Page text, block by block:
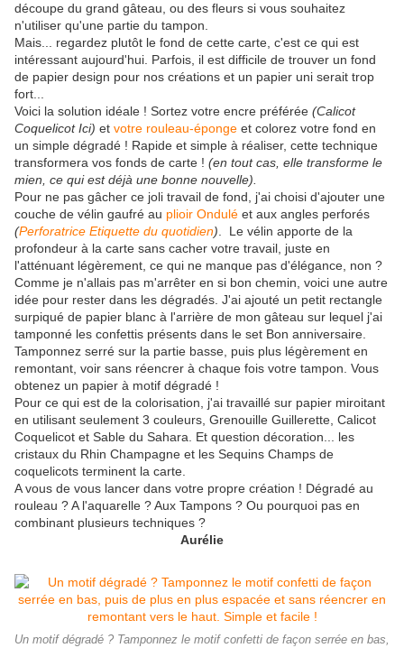
découpe du grand gâteau, ou des fleurs si vous souhaitez
n'utiliser qu'une partie du tampon.
Mais... regardez plutôt le fond de cette carte, c'est ce qui est
intéressant aujourd'hui. Parfois, il est difficile de trouver un fond
de papier design pour nos créations et un papier uni serait trop
fort...
Voici la solution idéale ! Sortez votre encre préférée (Calicot
Coquelicot Ici) et votre rouleau-éponge et colorez votre fond en
un simple dégradé ! Rapide et simple à réaliser, cette technique
transformera vos fonds de carte ! (en tout cas, elle transforme le
mien, ce qui est déjà une bonne nouvelle).
Pour ne pas gâcher ce joli travail de fond, j'ai choisi d'ajouter une
couche de vélin gaufré au plioir Ondulé et aux angles perforés
(Perforatrice Etiquette du quotidien) . Le vélin apporte de la
profondeur à la carte sans cacher votre travail, juste en
l'atténuant légèrement, ce qui ne manque pas d'élégance, non ?
Comme je n'allais pas m'arrêter en si bon chemin, voici une autre
idée pour rester dans les dégradés. J'ai ajouté un petit rectangle
surpiqué de papier blanc à l'arrière de mon gâteau sur lequel j'ai
tamponné les confettis présents dans le set Bon anniversaire.
Tamponnez serré sur la partie basse, puis plus légèrement en
remontant, voir sans réencrer à chaque fois votre tampon. Vous
obtenez un papier à motif dégradé !
Pour ce qui est de la colorisation, j'ai travaillé sur papier miroitant
en utilisant seulement 3 couleurs, Grenouille Guillerette, Calicot
Coquelicot et Sable du Sahara. Et question décoration... les
cristaux du Rhin Champagne et les Sequins Champs de
coquelicots terminent la carte.
A vous de vous lancer dans votre propre création ! Dégradé au
rouleau ? A l'aquarelle ? Aux Tampons ? Ou pourquoi pas en
combinant plusieurs techniques ?
Aurélie
Un motif dégradé ? Tamponnez le motif confetti de façon serrée en bas,